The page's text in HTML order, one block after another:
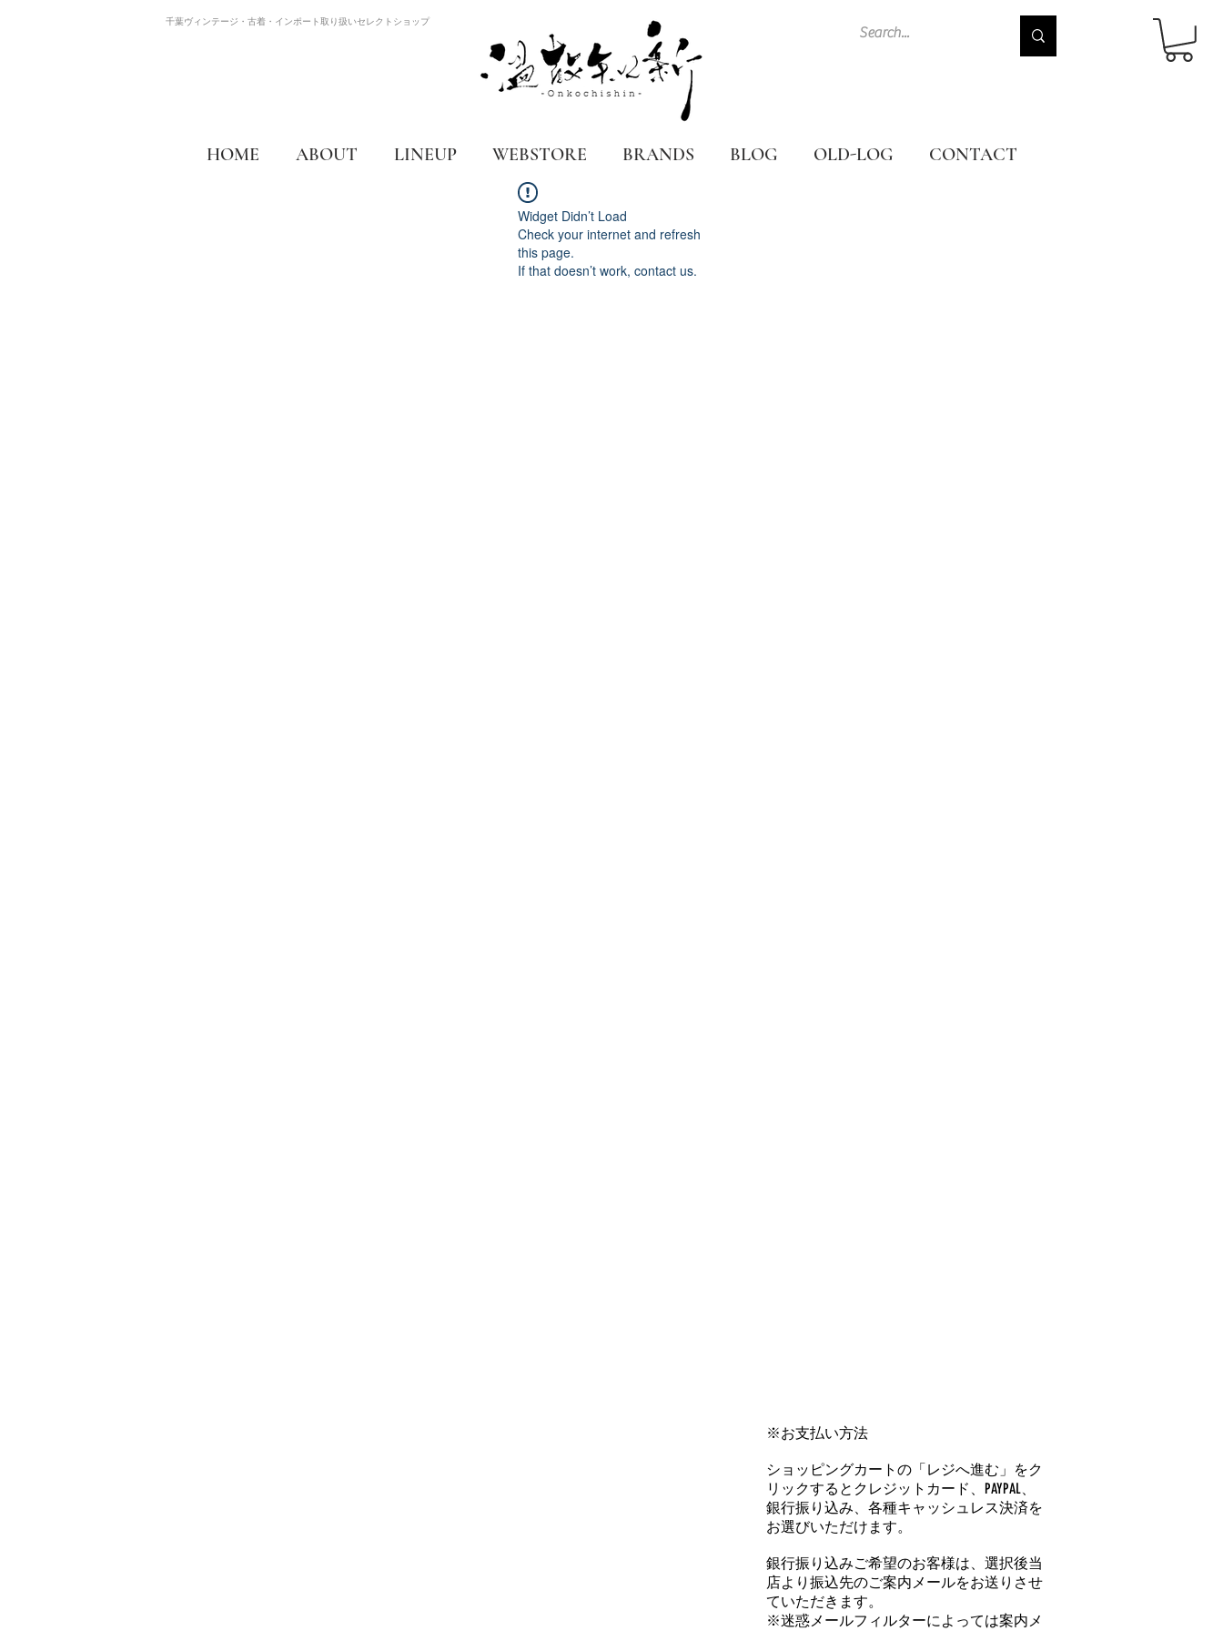
千葉ヴィンテージ・古着・インポート取り扱いセレクトショップ
HOME ABOUT LINEUP WEBSTORE BRANDS BLOG OLD-LOG CONTACT
Widget Didn’t Load
Check your internet and refresh
this page.
If that doesn’t work, contact us.
※お支払い方法
ショッピングカートの「レジへ進む」をク
リックするとクレジットカード、PAYPAL、
銀行振り込み、各種キャッシュレス決済を
お選びいただけます。
銀行振り込みご希望のお客様は、選択後当
店より振込先のご案内メールをお送りさせ
ていただきます。
※迷惑メールフィルターによっては案内メ